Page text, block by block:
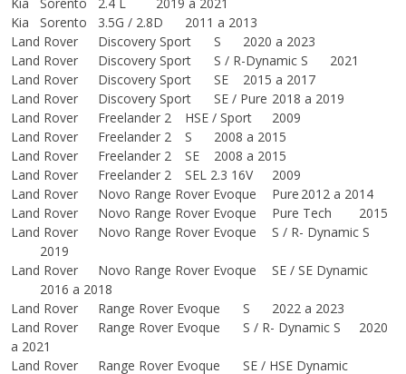
Kia
Sorento 3.5G / 2.8D
2011 a 2013
Land Rover
Discovery Sport S
2020 a 2023
Land Rover
Discovery Sport S / R-Dynamic S
2021
Land Rover
Discovery Sport SE
2015 a 2017
Land Rover
Discovery Sport SE / Pure 2018 a 2019
Land Rover
Freelander 2 HSE / Sport
2009
Land Rover
Freelander 2 S
2008 a 2015
Land Rover
Freelander 2 SE
2008 a 2015
Land Rover
Freelander 2 SEL 2.3 16V
2009
Land Rover
Novo Range Rover Evoque Pure 2012 a 2014
Land Rover
Novo Range Rover Evoque Pure Tech
2015
Land Rover
Novo Range Rover Evoque
S / R- Dynamic S
2019
Land Rover
Novo Range Rover Evoque
SE / SE Dynamic
2016 a 2018
Land Rover
Range Rover Evoque S
2022 a 2023
Land Rover
Range Rover Evoque S / R- Dynamic S
2020
a 2021
Land Rover
Range Rover Evoque
SE / HSE Dynamic